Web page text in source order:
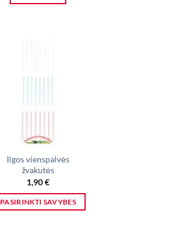
Ilgos vienspalvės
žvakutės
1,90€
PASIRINKTI SAVYBES